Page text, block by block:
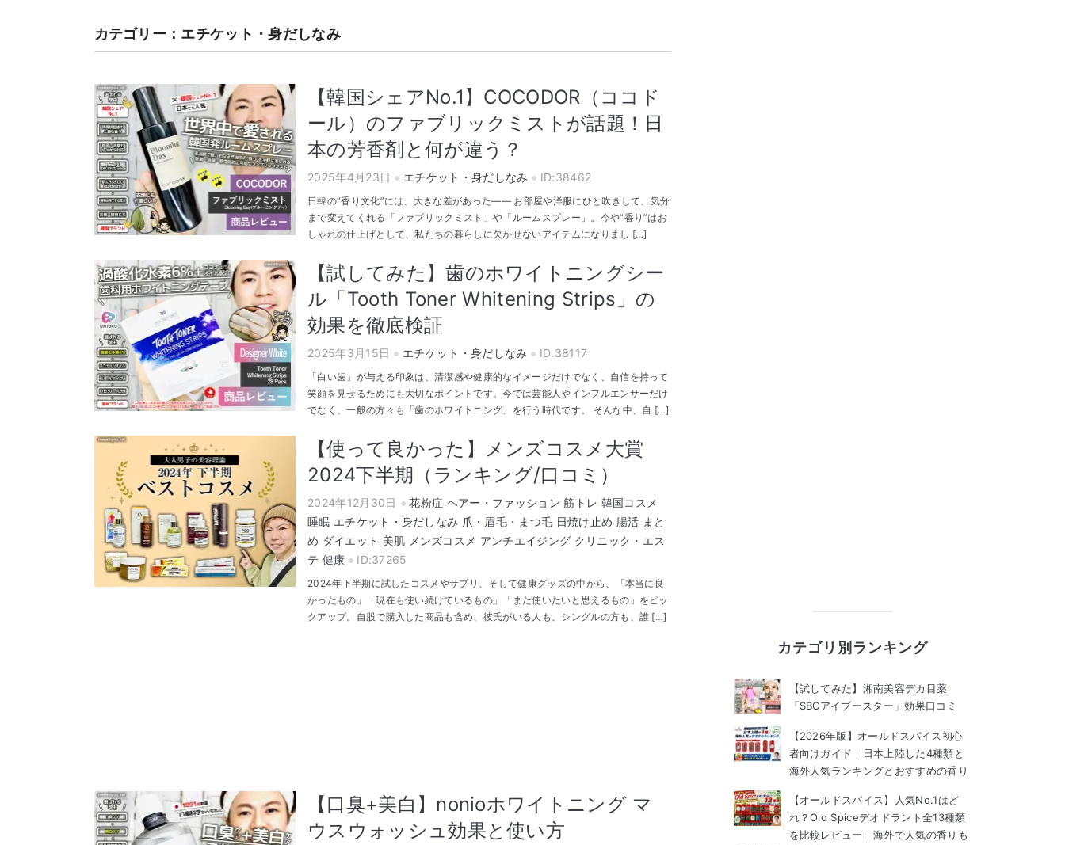
カテゴリー：エチケット・身だしなみ
【韓国シェアNo.1】COCODOR（ココド
ール）のファブリックミストが話題！日
本の芳香剤と何が違う？
2025年4月23日 エチケット・身だしなみ ID:38462
日韓の“香り文化”には、大きな差があった—— お部屋や洋服にひと吹きして、気分
まで変えてくれる「ファブリックミスト」や「ルームスプレー」。今や“香り”はお
しゃれの仕上げとして、私たちの暮らしに欠かせないアイテムになりまし […]
【試してみた】歯のホワイトニングシー
ル「Tooth Toner Whitening Strips」の
効果を徹底検証
2025年3月15日 エチケット・身だしなみ ID:38117
「白い歯」が与える印象は、清潔感や健康的なイメージだけでなく、自信を持って
笑顔を見せるためにも大切なポイントです。今では芸能人やインフルエンサーだけ
でなく、一般の方々も「歯のホワイトニング」を行う時代です。 そんな中、自 […]
【使って良かった】メンズコスメ大賞
2024下半期（ランキング/口コミ）
2024年12月30日 花粉症 ヘアー・ファッション 筋トレ 韓国コスメ
睡眠 エチケット・身だしなみ 爪・眉毛・まつ毛 日焼け止め 腸活 まと
め ダイエット 美肌 メンズコスメ アンチエイジング クリニック・エス
テ 健康 ID:37265
2024年下半期に試したコスメやサプリ、そして健康グッズの中から、「本当に良
かったもの」「現在も使い続けているもの」「また使いたいと思えるもの」をピッ
クアップ。自股で購入した商品も含め、彼氏がいる人も、シングルの方も、誰 […]
【口臭+美白】nonioホワイトニング マ
ウスウォッシュ効果と使い方
カテゴリ別ランキング
【試してみた】湘南美容デカ目薬
「SBCアイブースター」効果口コミ
【2026年版】オールドスパイス初心
者向けガイド｜日本上陸した4種類と
海外人気ランキングとおすすめの香り
【オールドスパイス】人気No.1はど
れ？Old Spiceデオドラント全13種類
を比較レビュー｜海外で人気の香りも